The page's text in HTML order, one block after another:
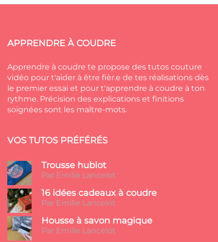
APPRENDRE À COUDRE
Apprendre à coudre te propose des tutos couture
vidéo pour t'aider à être fièr.e de tes réalisations dès
le premier essai et pour t'apprendre à coudre à ton
rythme. Précision des explications et finitions
soignées sont les maître-mots.
VOS TUTOS PRÉFÉRÉS
Trousse hublot
Par Emilie Lancelot
16 idées cadeaux à coudre
Par Emilie Lancelot
Housse à savon magique
Par Emilie Lancelot